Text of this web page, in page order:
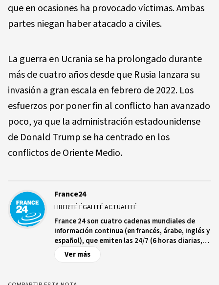
que en ocasiones ha provocado víctimas. Ambas
partes niegan haber atacado a civiles.
La guerra en Ucrania se ha prolongado durante
más de cuatro años desde que Rusia lanzara su
invasión a gran escala en febrero de 2022. Los
esfuerzos por poner fin al conflicto han avanzado
poco, ya que la administración estadounidense
de Donald Trump se ha centrado en los
conflictos de Oriente Medio.
France24
LIBERTÉ ÉGALITÉ ACTUALITÉ
France 24 son cuatro cadenas mundiales de
información continua (en francés, árabe, inglés y
español), que emiten las 24/7 (6 horas diarias,
para la cadena en español) en 355 millones de
hogares en los 5 continentes.
Ver más